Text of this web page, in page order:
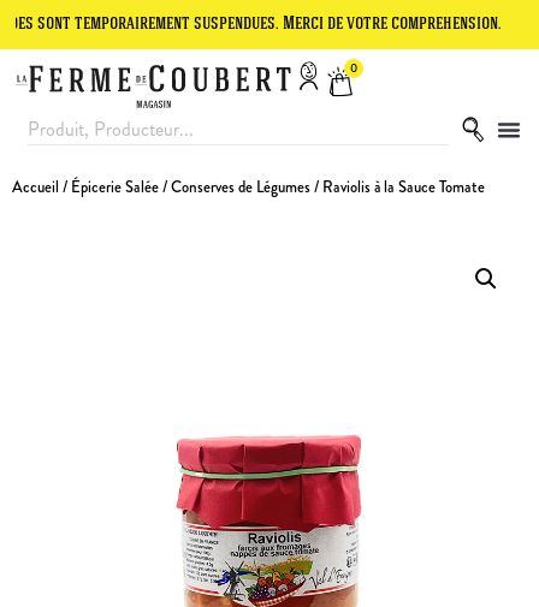
suspendues. Merci de votre compréhension. Le
0
Accueil / Épicerie Salée/Conserves de Légumes/ Raviolis à la Sauce Tomate